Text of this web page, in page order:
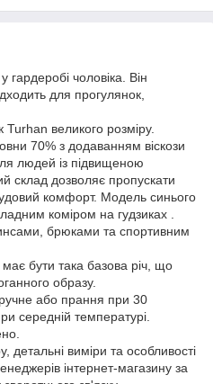
гардеробі чоловіка. Він
для прогулянок,
великого розміру.
70% з додаванням віскози
людей із підвищеною
склад дозволяє пропускати
комфорт. Модель синього
коміром на гудзиках .
брюками та спортивним
має бути така базова річ, що
образу.
або прання при 30
середній температурі.
детальні виміри та особливості
інтернет-магазину за